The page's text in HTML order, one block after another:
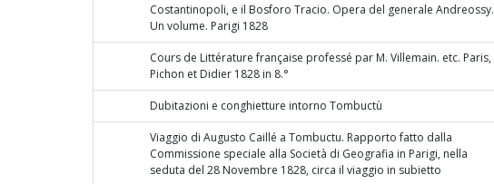
Costantinopoli, e il Bosforo Tracio. Opera del generale Andreossy.
Un volume. Parigi 1828
Cours de Littérature française professé par M. Villemain. etc. Paris,
Pichon et Didier 1828 in 8.°
Dubitazioni e conghietture intorno Tombuctù
Viaggio di Augusto Caillé a Tombuctu. Rapporto fatto dalla
Commissione speciale alla Società di Geografia in Parigi, nella
seduta del 28 Novembre 1828, circa il viaggio in subietto